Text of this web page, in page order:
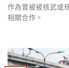
作為曾被被核武或
相關合作。